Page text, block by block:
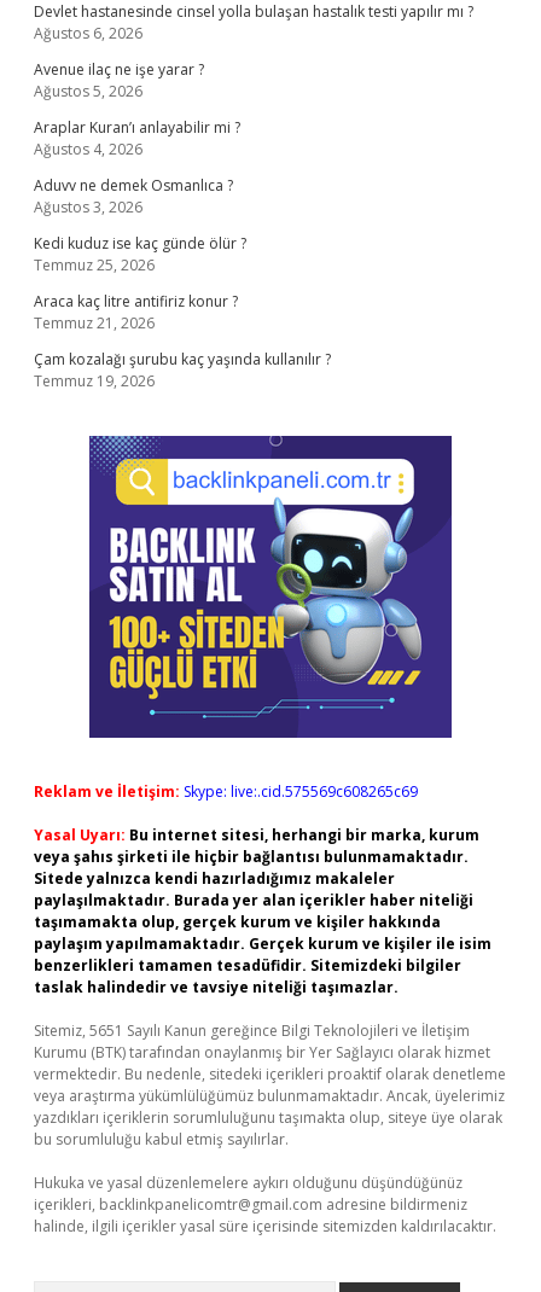
Devlet hastanesinde cinsel yolla bulaşan hastalık testi yapılır mı ?
Ağustos 6, 2026
Avenue ilaç ne işe yarar ?
Ağustos 5, 2026
Araplar Kuran’ı anlayabilir mi ?
Ağustos 4, 2026
Aduvv ne demek Osmanlıca ?
Ağustos 3, 2026
Kedi kuduz ise kaç günde ölür ?
Temmuz 25, 2026
Araca kaç litre antifiriz konur ?
Temmuz 21, 2026
Çam kozalağı şurubu kaç yaşında kullanılır ?
Temmuz 19, 2026
Reklam ve İletişim: Skype: live:.cid.575569c608265c69
Yasal Uyarı: Bu internet sitesi, herhangi bir marka, kurum
veya şahıs şirketi ile hiçbir bağlantısı bulunmamaktadır.
Sitede yalnızca kendi hazırladığımız makaleler
paylaşılmaktadır. Burada yer alan içerikler haber niteliği
taşımamakta olup, gerçek kurum ve kişiler hakkında
paylaşım yapılmamaktadır. Gerçek kurum ve kişiler ile isim
benzerlikleri tamamen tesadüfidir. Sitemizdeki bilgiler
taslak halindedir ve tavsiye niteliği taşımazlar.
Sitemiz, 5651 Sayılı Kanun gereğince Bilgi Teknolojileri ve İletişim
Kurumu (BTK) tarafından onaylanmış bir Yer Sağlayıcı olarak hizmet
vermektedir. Bu nedenle, sitedeki içerikleri proaktif olarak denetleme
veya araştırma yükümlülüğümüz bulunmamaktadır. Ancak, üyelerimiz
yazdıkları içeriklerin sorumluluğunu taşımakta olup, siteye üye olarak
bu sorumluluğu kabul etmiş sayılırlar.
Hukuka ve yasal düzenlemelere aykırı olduğunu düşündüğünüz
içerikleri, backlinkpanelicomtr@gmail.com adresine bildirmeniz
halinde, ilgili içerikler yasal süre içerisinde sitemizden kaldırılacaktır.